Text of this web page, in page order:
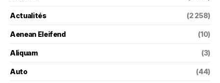
Actualités (2 258)
Aenean Eleifend (10)
Aliquam (3)
Auto (44)